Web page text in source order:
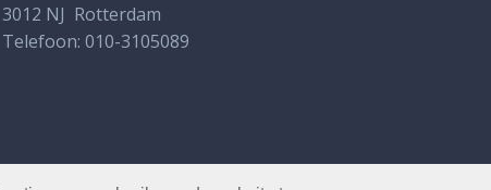
3012 NJ Rotterdam
Telefoon: 010-3105089